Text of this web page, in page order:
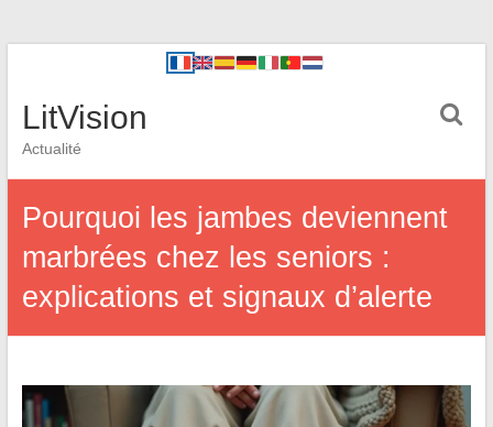
LitVision
Actualité
Pourquoi les jambes deviennent
marbrées chez les seniors :
explications et signaux d’alerte